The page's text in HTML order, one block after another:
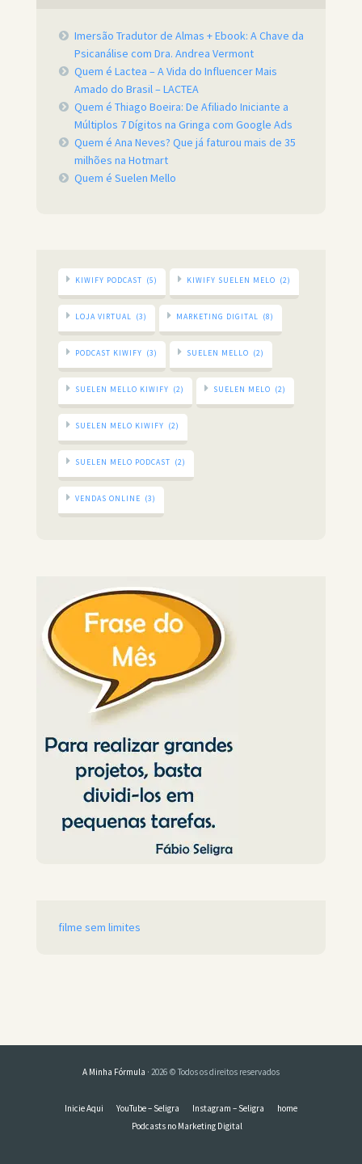
Imersão Tradutor de Almas + Ebook: A Chave da
Psicanálise com Dra. Andrea Vermont
Quem é Lactea – A Vida do Influencer Mais
Amado do Brasil – LACTEA
Quem é Thiago Boeira: De Afiliado Iniciante a
Múltiplos 7 Dígitos na Gringa com Google Ads
Quem é Ana Neves? Que já faturou mais de 35
milhões na Hotmart
Quem é Suelen Mello
KIWIFY PODCAST (5) KIWIFY SUELEN MELO (2)
LOJA VIRTUAL (3) MARKETING DIGITAL (8)
PODCAST KIWIFY (3) SUELEN MELLO (2)
SUELEN MELLO KIWIFY (2) SUELEN MELO (2)
SUELEN MELO KIWIFY (2)
SUELEN MELO PODCAST (2)
VENDAS ONLINE (3)
filme sem limites
A Minha Fórmula · 2026 © Todos os direitos reservados
Inicie Aqui YouTube – Seligra Instagram – Seligra
home
Podcasts no Marketing Digital